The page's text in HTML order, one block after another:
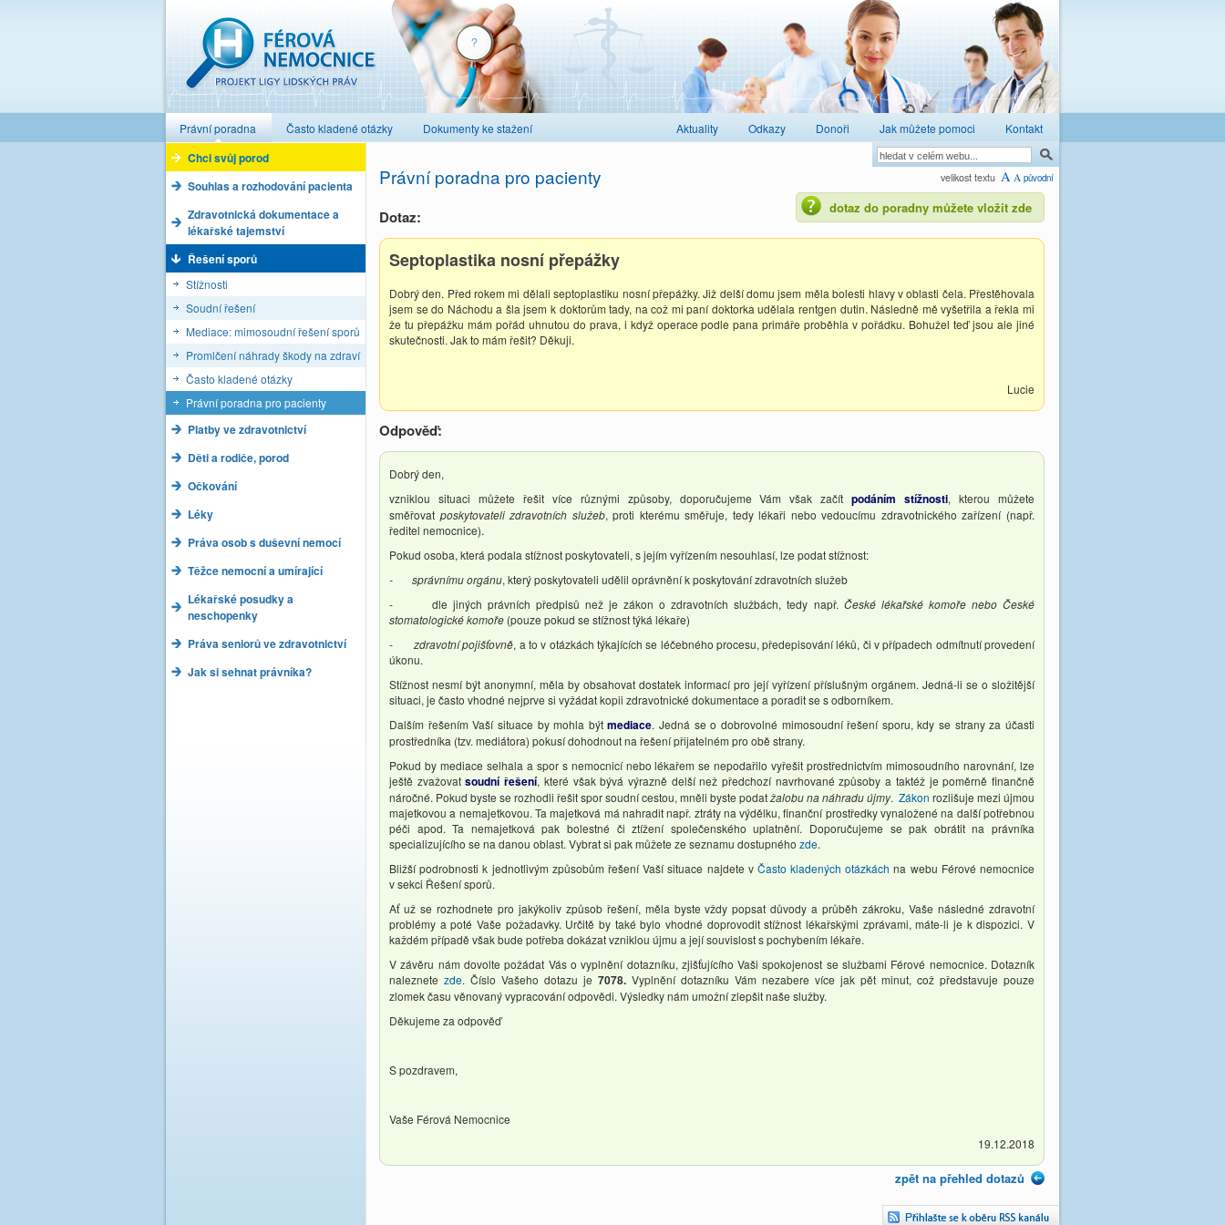
Právní poradna Často kladené otázky Dokumenty ke stažení Aktuality Odkazy Donoři Jak můžete pomoci Kontakt
Chci svůj porod
Souhlas a rozhodování pacienta
Zdravotnická dokumentace a
lékařské tajemství
Řešení sporů
Stížnosti
Soudní řešení
Mediace: mimosoudní řešení sporů
Promlčení náhrady škody na zdraví
Často kladené otázky
Právní poradna pro pacienty
Platby ve zdravotnictví
Děti a rodiče, porod
Očkování
Léky
Práva osob s duševní nemocí
Těžce nemocní a umírající
Lékařské posudky a
neschopenky
Práva seniorů ve zdravotnictví
Jak si sehnat právníka?
velikost textu A A původní
Právní poradna pro pacienty
dotaz do poradny můžete vložit zde
Dotaz:
Septoplastika nosní přepážky
Dobrý den. Před rokem mi dělali septoplastiku nosní přepážky. Již delší domu jsem měla bolesti hlavy v oblasti čela. Přestěhovala
jsem se do Náchodu a šla jsem k doktorům tady, na což mi paní doktorka udělala rentgen dutin. Následně mě vyšetřila a řekla mi
že tu přepážku mám pořád uhnutou do prava, i když operace podle pana primáře proběhla v pořádku. Bohužel teď jsou ale jiné
skutečnosti. Jak to mám řešit? Děkuji.
Lucie
Odpověď:
Dobrý den,
vzniklou situaci můžete řešit více různými způsoby, doporučujeme Vám však začítpodáním stížnosti, kterou můžete
směřovat poskytovateli zdravotních služeb, proti kterému směřuje, tedy lékaři nebo vedoucímu zdravotnického zařízení (např.
ředitel nemocnice).
Pokud osoba, která podala stížnost poskytovateli, s jejím vyřízením nesouhlasí, lze podat stížnost:
- správnímu orgánu, který poskytovateli udělil oprávnění k poskytování zdravotních služeb
- dle jiných právních předpisů než je zákon o zdravotních službách, tedy např. České lékařské komoře nebo České
stomatologické komoře (pouze pokud se stížnost týká lékaře)
-zdravotní pojišťovně, a to v otázkách týkajících se léčebného procesu, předepisování léků, či v případech odmítnutí provedení
úkonu.
Stížnost nesmí být anonymní, měla by obsahovat dostatek informací pro její vyřízení příslušným orgánem. Jedná-li se o složitější
situaci, je často vhodné nejprve si vyžádat kopii zdravotnické dokumentace a poradit se s odborníkem.
Dalším řešením Vaší situace by mohla býtmediace. Jedná se o dobrovolné mimosoudní řešení sporu, kdy se strany za účasti
prostředníka (tzv. mediátora) pokusí dohodnout na řešení přijatelném pro obě strany.
Pokud by mediace selhala a spor s nemocnicí nebo lékařem se nepodařilo vyřešit prostřednictvím mimosoudního narovnání, lze
ještě zvažovatsoudní řešení, které však bývá výrazně delší než předchozí navrhované způsoby a taktéž je poměrně finančně
náročné. Pokud byste se rozhodli řešit spor soudní cestou, mněli byste podatžalobu na náhradu újmy. Zákon rozlišuje mezi újmou
majetkovou a nemajetkovou. Ta majetková má nahradit např. ztráty na výdělku, finanční prostředky vynaložené na další potřebnou
péči apod. Ta nemajetková pak bolestné či ztížení společenského uplatnění. Doporučujeme se pak obrátit na právníka
specializujícího se na danou oblast. Vybrat si pak můžete ze seznamu dostupného zde.
Bližší podrobnosti k jednotlivým způsobům řešení Vaší situace najdete v Často kladených otázkách na webu Férové nemocnice
v sekci Řešení sporů.
Ať už se rozhodnete pro jakýkoliv způsob řešení, měla byste vždy popsat důvody a průběh zákroku, Vaše následné zdravotní
problémy a poté Vaše požadavky. Určitě by také bylo vhodné doprovodit stížnost lékařskými zprávami, máte-li je k dispozici. V
každém případě však bude potřeba dokázat vzniklou újmu a její souvislost s pochybením lékaře.
V závěru nám dovolte požádat Vás o vyplnění dotazníku, zjišťujícího Vaši spokojenost se službami Férové nemocnice. Dotazník
naleznete zde. Číslo Vašeho dotazu je 7078. Vyplnění dotazníku Vám nezabere více jak pět minut, což představuje pouze
zlomek času věnovaný vypracování odpovědi. Výsledky nám umožní zlepšit naše služby.
Děkujeme za odpověď
S pozdravem,
Vaše Férová Nemocnice
19.12.2018
zpět na přehled dotazů